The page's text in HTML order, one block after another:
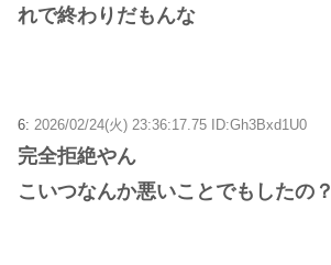
れで終わりだもんな
6: 2026/02/24(火) 23:36:17.75 ID:Gh3Bxd1U0
完全拒絶やん
こいつなんか悪いことでもしたの？